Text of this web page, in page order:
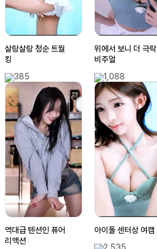
살랑살랑 청순 트월
킹
385
위에서 보니 더 극락
비주얼
1,088
역대급 텐션인 퓨어
리액션
아이돌 센터상 여캠